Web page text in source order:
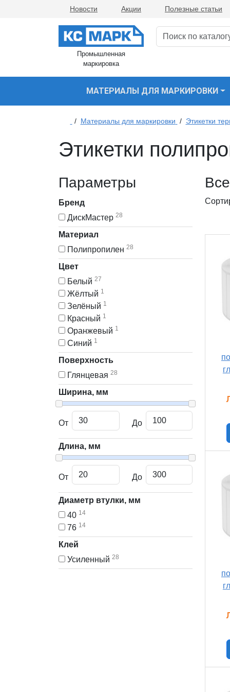
Новости Акции Полезные статьи
Промышленная
маркировка
МАТЕРИАЛЫ ДЛЯ МАРКИРОВКИ
/ Материалы для маркировки / Этикетки
Этикетки
Параметры
Бренд
ДискМастер 28
Материал
Полипропилен 28
Цвет
Белый 27
Жёлтый 1
Зелёный 1
Красный 1
Оранжевый 1
Синий 1
Поверхность
Глянцевая 28
Ширина, мм
От До
Длина, мм
От До
Диаметр втулки, мм
40 14
76 14
Клей
Усиленный 28